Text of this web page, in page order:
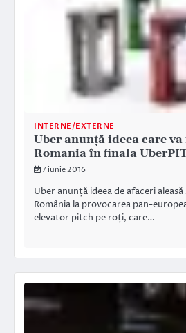
INTERNE/EXTERNE
Uber anunță ideea care
Romania în finala
7 iunie 2016
Uber anunță ideea de afaceri
România la provocarea pan-
elevator pitch pe roți, care…